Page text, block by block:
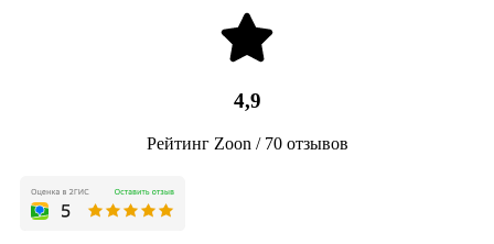
4,9
Рейтинг Zoon / 70 отзывов